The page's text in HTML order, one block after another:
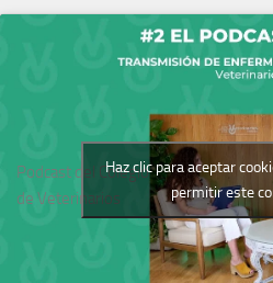
Podcast del Colegio
de Veterinarios
Haz clic para aceptar
permitir este